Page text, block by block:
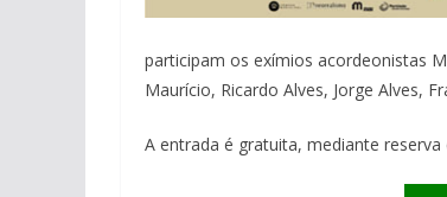
participam os exímios acordeonistas
Maurício, Ricardo Alves, Jorge Alves,
A entrada é gratuita, mediante